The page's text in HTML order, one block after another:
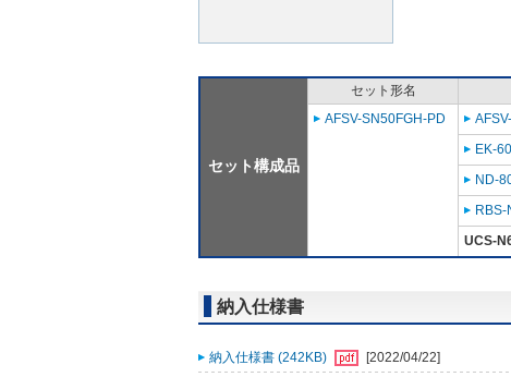
セット構成品
セット形名
AFSV-SN50FGH-PD
EK-
ND-
RBS-
UCS-
納入仕様書
納入仕様書 (242KB) [2022/04/22]